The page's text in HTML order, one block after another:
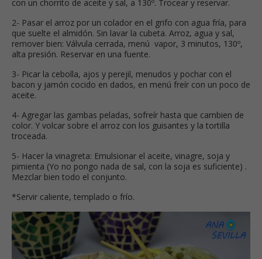
con un chorrito de aceite y sal, a 130º. Trocear y reservar.
2- Pasar el arroz por un colador en el grifo con agua fría, para
que suelte el almidón. Sin lavar la cubeta. Arroz, agua y sal,
remover bien: Válvula cerrada, menú vapor, 3 minutos, 130º,
alta presión. Reservar en una fuente.
3- Picar la cebolla, ajos y perejil, menudos y pochar con el
bacon y jamón cocido en dados, en menú freír con un poco de
aceite.
4- Agregar las gambas peladas, sofreír hasta que cambien de
color. Y volcar sobre el arroz con los guisantes y la tortilla
troceada.
5- Hacer la vinagreta: Emulsionar el aceite, vinagre, soja y
pimienta (Yo no pongo nada de sal, con la soja es suficiente) .
Mezclar bien todo el conjunto.
*Servir caliente, templado o frío.